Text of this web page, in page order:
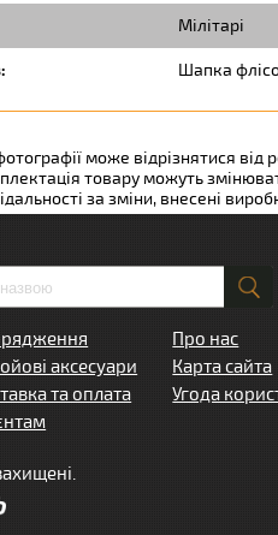
Мілітарі
Шапка
може відрізнятися від
товару можуть
за зміни, внесені
аксесуари
та оплата
Про нас
Карта сайта
Угода